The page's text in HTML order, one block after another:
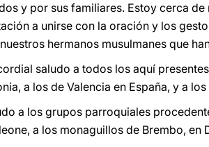
y por sus familiares. Estoy cerca
a unirse con la oración y los
hermanos musulmanes que
saludo a todos los aquí
a los de Valencia en España, y a
a los grupos parroquiales
a los monaguillos de Brembo, en